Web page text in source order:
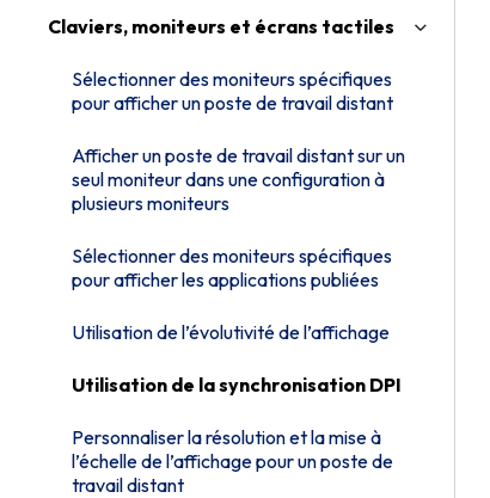
Claviers, moniteurs et écrans tactiles
Sélectionner des moniteurs spécifiques
pour afficher un poste de travail distant
Afficher un poste de travail distant sur un
seul moniteur dans une configuration à
plusieurs moniteurs
Sélectionner des moniteurs spécifiques
pour afficher les applications publiées
Utilisation de l’évolutivité de l’affichage
Utilisation de la synchronisation DPI
Personnaliser la résolution et la mise à
l’échelle de l’affichage pour un poste de
travail distant